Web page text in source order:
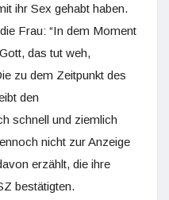
ihr Sex gehabt haben.
Frau: “In dem Moment
das tut weh,
zu dem Zeitpunkt des
den
schnell und ziemlich
nicht zur Anzeige
erzählt, die ihre
bestätigten.